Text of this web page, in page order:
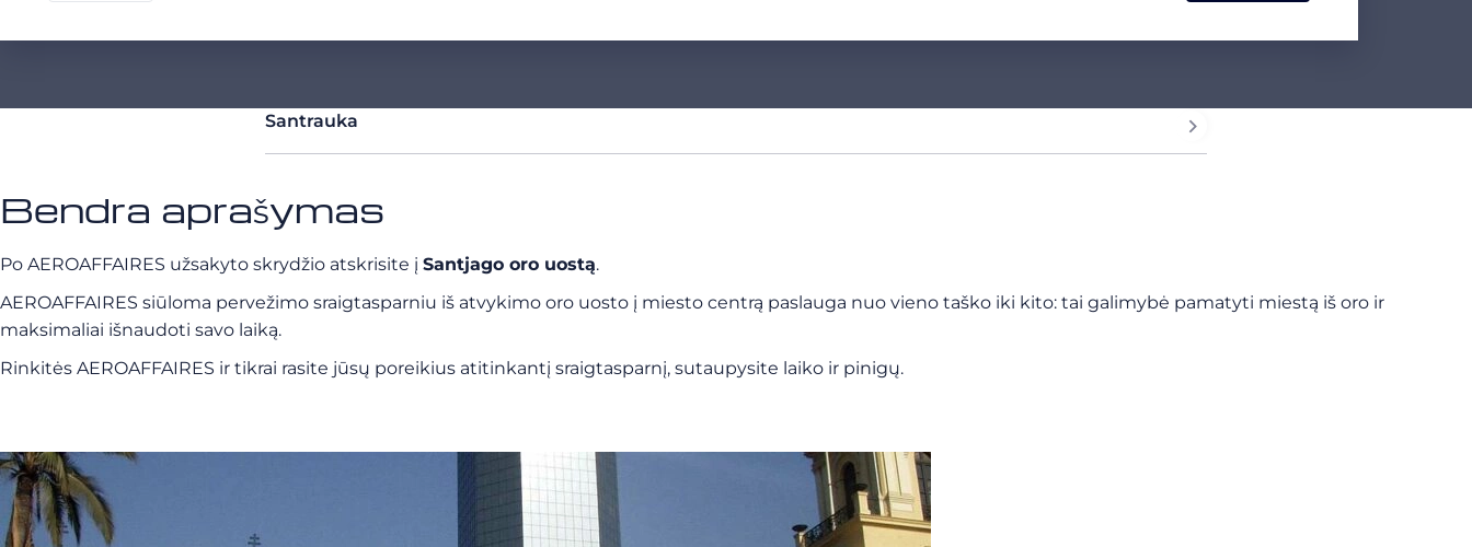
Santrauka
Bendra aprašymas
Po AEROAFFAIRES užsakyto skrydžio atskrisite į Santjago oro uostą.
AEROAFFAIRES siūloma pervežimo sraigtasparniu iš atvykimo oro uosto į miesto centrą paslauga nuo vieno taško iki kito: tai galimybė pamatyti miestą iš oro ir
maksimaliai išnaudoti savo laiką.
Rinkitės AEROAFFAIRES ir tikrai rasite jūsų poreikius atitinkantį sraigtasparnį, sutaupysite laiko ir pinigų.